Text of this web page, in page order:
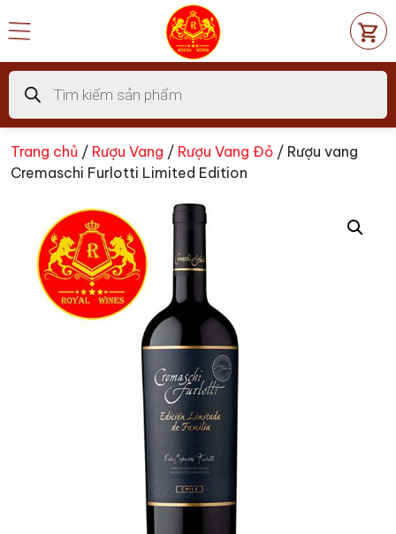
đến
dung
Tìm
kiếm
sản
phẩm
Trang chủ / Rượu Vang / Rượu Vang Đỏ / Rượu vang
Cremaschi Furlotti Limited Edition